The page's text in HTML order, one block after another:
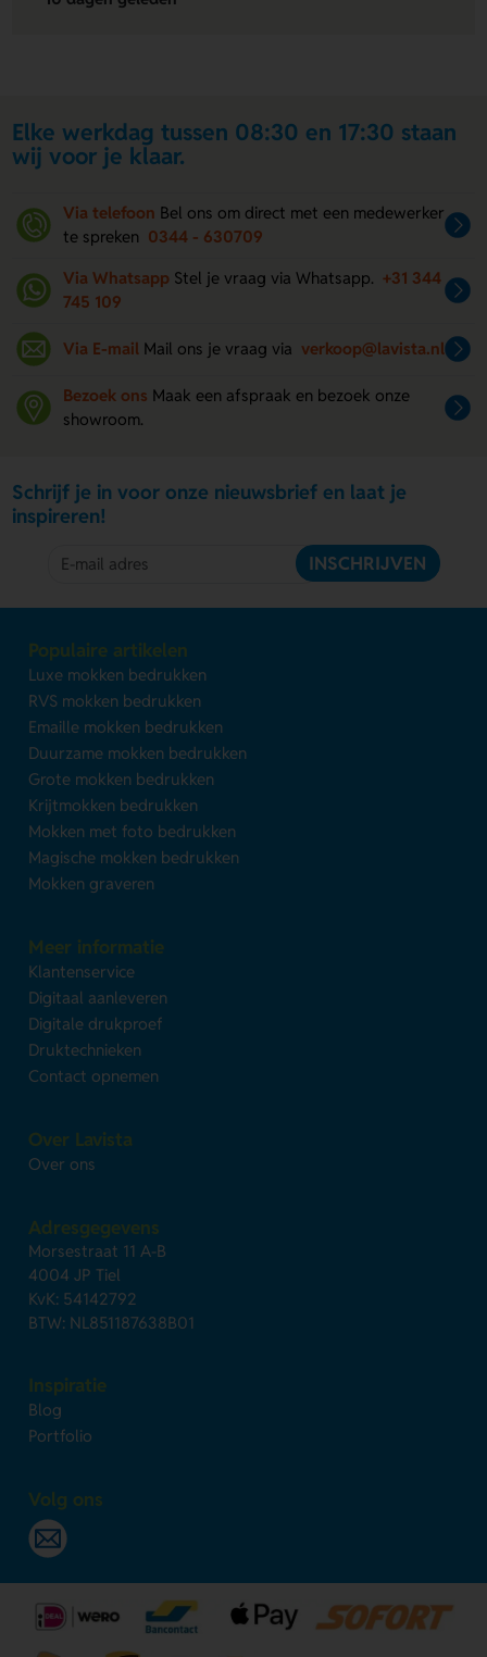
Elke werkdag tussen 08:30 en 17:30 staan
wij voor je klaar.
Via telefoon Bel ons om direct met een medewerker
te spreken 0344 - 630709
Via Whatsapp Stel je vraag via Whatsapp. +31 344
745 109
Via E-mail Mail ons je vraag via verkoop@lavista.nl
Bezoek ons Maak een afspraak en bezoek onze
showroom.
Schrijf je in voor onze nieuwsbrief en laat je
inspireren!
INSCHRIJVEN
Populaire artikelen
Luxe mokken bedrukken
RVS mokken bedrukken
Emaille mokken bedrukken
Duurzame mokken bedrukken
Grote mokken bedrukken
Krijtmokken bedrukken
Mokken met foto bedrukken
Magische mokken bedrukken
Mokken graveren
Meer informatie
Klantenservice
Digitaal aanleveren
Digitale drukproef
Druktechnieken
Contact opnemen
Over Lavista
Over ons
Adresgegevens
Morsestraat 11 A-B
4004 JP Tiel
KvK: 54142792
BTW: NL851187638B01
Inspiratie
Blog
Portfolio
Volg ons